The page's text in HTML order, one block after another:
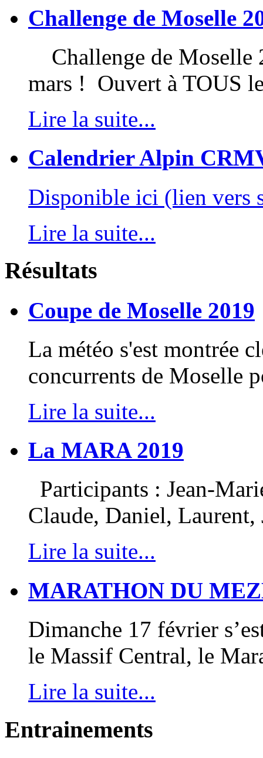
Challenge de Moselle
Challenge de Moselle
mars ! Ouvert à TOUS
Lire la suite...
Calendrier Alpin
Disponible ici (lien vers
Lire la suite...
Résultats
Coupe de Moselle 2019
La météo s'est montrée
concurrents de Moselle
Lire la suite...
La MARA 2019
Participants : Jean-
Claude, Daniel,
Lire la suite...
MARATHON DU
Dimanche 17 février
le Massif Central, le
Lire la suite...
Entrainements